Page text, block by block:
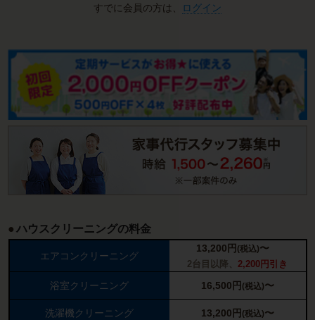
すでに会員の方は、 ログイン
ハウスクリーニングの料金
エアコンクリーニング
13,200 円 (税込)〜
2台目以降、 2,200円引き
浴室クリーニング 16,500 円 (税込)〜
洗濯機クリーニング 13,200 円 (税込)〜